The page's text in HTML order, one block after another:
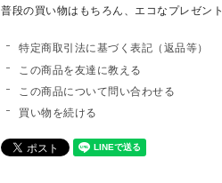
普段の買い物はもちろん、エコなプレゼン
特定商取引法に基づく表記（返品等）
この商品を友達に教える
この商品について問い合わせる
買い物を続ける